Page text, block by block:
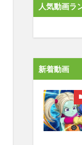
人気動画ラ
新着動画